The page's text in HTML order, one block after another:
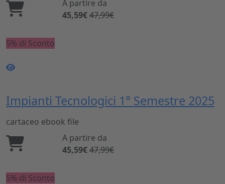
A partire da
45,59€47,99€
5% di Sconto
Impianti Tecnologici 1° Semestre 2025
cartaceo ebook file
A partire da
45,59€47,99€
5% di Sconto